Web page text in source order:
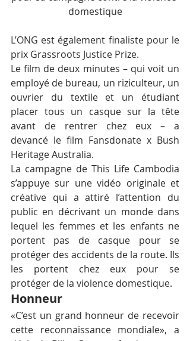
domestique
L’ONG est également finaliste pour le
prix Grassroots Justice Prize.
Le film de deux minutes – qui voit un
employé de bureau, un riziculteur, un
ouvrier du textile et un étudiant
placer tous un casque sur la tête
avant de rentrer chez eux – a
devancé le film Fansdonate x Bush
Heritage Australia.
La campagne de This Life Cambodia
s’appuye sur une vidéo originale et
créative qui a attiré l’attention du
public en décrivant un monde dans
lequel les femmes et les enfants ne
portent pas de casque pour se
protéger des accidents de la route. Ils
les portent chez eux pour se
protéger de la violence domestique.
Honneur
«C’est un grand honneur de recevoir
cette reconnaissance mondiale», a